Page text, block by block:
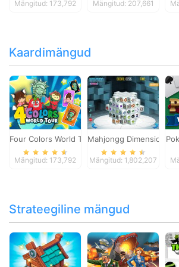
Mängitud: 173,792 Mängitud: 207,661
Kaardimängud
Four Colors World Tour
Mängitud: 173,792
Mahjongg Dimensions
Mängitud: 1,802,207
Strateegiline mängud